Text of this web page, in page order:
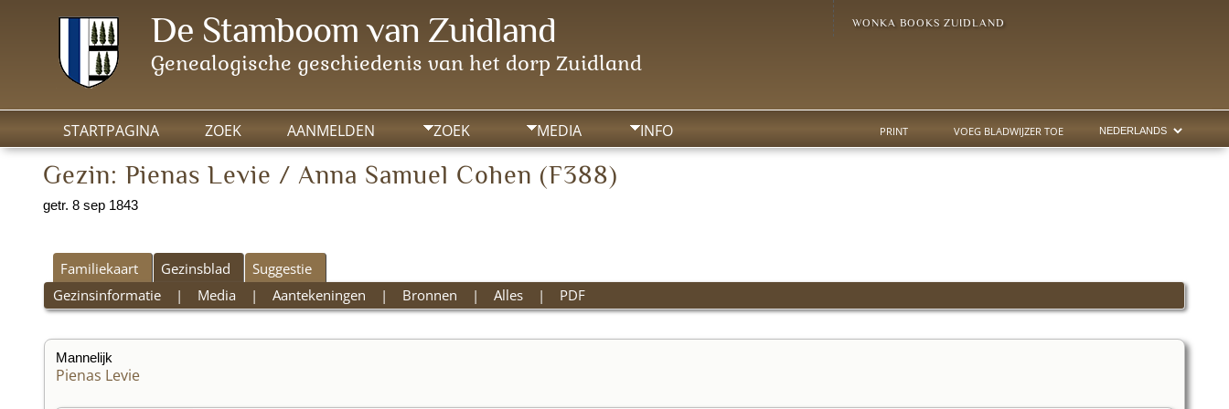
De Stamboom van Zuidland
Genealogische geschiedenis van het dorp Zuidland
WONKA BOOKS ZUIDLAND
ZOEK MEDIA INFO
STARTPAGINA ZOEK AANMELDEN PRINT VOEG BLADWIJZER TOE
Gezin: Pienas Levie / Anna Samuel Cohen (F388)
getr. 8 sep 1843
Familiekaart Gezinsblad
Suggestie
Gezinsinformatie | Media |Aantekeningen | Bronnen |Alles | PDF
Mannelijk
Pienas Levie